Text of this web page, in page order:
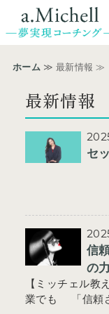
ホーム
女性起業家・個
エグゼクティブ
コーチ紹介
ホーム ≫ 最新情報 ≫
最新情報
セ
信
の力
【ミッチェル
業でも 「信頼